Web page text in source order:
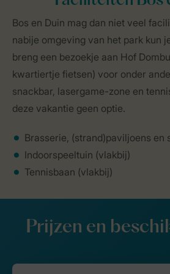
Bos en Duin mag dan niet veel
nabije omgeving van het park kun
breng een bezoekje aan Hof
kwartiertje fietsen) voor onder
snackbar, lasergame-zone en
deze vakantie geen optie.
Brasserie, (strand)paviljoens en
Indoorspeeltuin (vlakbij)
Tennisbaan (vlakbij)
Prijzen en